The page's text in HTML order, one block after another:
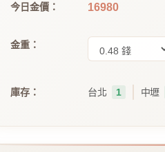
今日金價： 16980
金重：
庫存： 台北 1 中壢